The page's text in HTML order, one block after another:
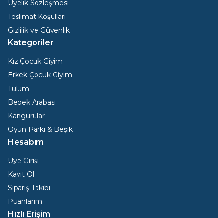
Bu süre zarfı içinde çocuğunuz için gerek
özellikle kumaş detayına büyük önem verirler.
bulabilirsiniz. Kız çocuk elbise çeşitleri yaz dönemi
dizayn edilir.
Bu nedenle seçim aşamasında mutlaka kaliteli ve
da oldukça geniş bir yelpaze ile size sunulur. Bu
Çocuklar ve bebekler için kıyafet seçimi yaparken
tarafından sunulan kız veya erkek bebek elbiseleri
ürün bulabilirsiniz. Çocuk Dünyası’nda yenidoğan
günlük kullanımına kadar çok geniş skalada
Bebek Ürünlerine Dair Tüm Ürün Çeşitleri Çocuk
Üyelik Sözleşmesi
Teslimat Koşulları
Gizlilik ve Güvenlik
Kategoriler
Kız Çocuk Giyim
Erkek Çocuk Giyim
Tulum
Bebek Arabası
Kangurular
Oyun Parkı & Beşik
Hesabım
Üye Girişi
Kayıt Ol
Sipariş Takibi
Puanlarım
Hızlı Erişim